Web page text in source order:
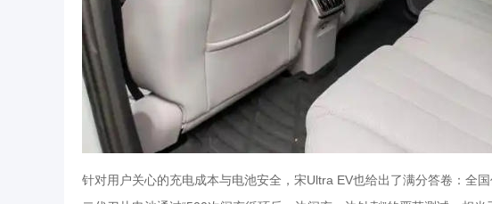
针对用户关心的充电成本与电池安全，宋Ultra EV也给出了满分答卷：全